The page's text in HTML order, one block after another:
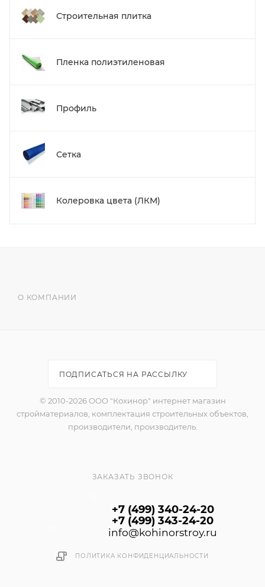
Строительная плитка
Пленка полиэтиленовая
Профиль
Сетка
Колеровка цвета (ЛКМ)
О КОМПАНИИ
ПОДПИСАТЬСЯ НА РАССЫЛКУ
© 2010-2026 ООО "Кохинор" интернет магазин
стройматериалов, комплектация строительных объектов,
производители, производитель.
ЗАКАЗАТЬ ЗВОНОК
+7 (499) 340-24-20
+7 (499) 343-24-20
info@kohinorstroy.ru
ПОЛИТИКА КОНФИДЕНЦИАЛЬНОСТИ